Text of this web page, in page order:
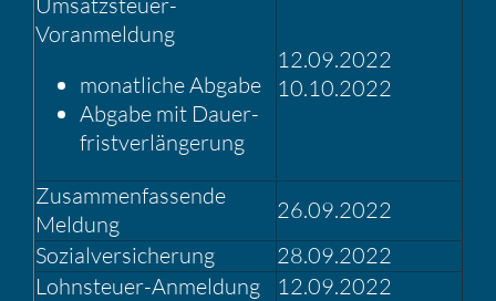
Voranmel­dung
monat­liche Abgabe
Abgabe mit Dauer­
frist­ver­län­ge­rung
12.09.2022
10.10.2022
Zusam­men­fas­sende
Meldung
26.09.2022
Sozial­ver­si­che­rung
28.09.2022
Lohnsteuer-Anmel­dung
12.09.2022